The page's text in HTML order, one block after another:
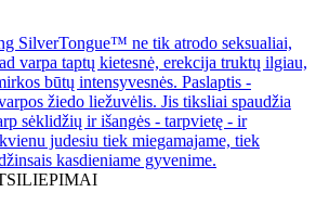
SilverTongue™ ne tik atrodo seksualiai,
varpa taptų kietesnė, erekcija truktų ilgiau,
būtų intensyvesnės. Paslaptis -
žiedo liežuvėlis. Jis tiksliai spaudžia
sėklidžių ir išangės - tarpvietę - ir
judesiu tiek miegamajame, tiek
kasdieniame gyvenime.